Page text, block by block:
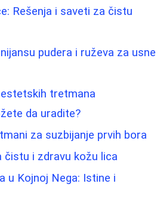
Rešenja i saveti za čistu
pudera i ruževa za usne
tretmana
da uradite?
za suzbijanje prvih bora
i zdravu kožu lica
u Kojnoj Nega: Istine i